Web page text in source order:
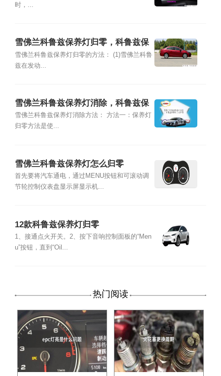
时，...
雪佛兰科鲁兹保养灯归零，科鲁兹保
养灯怎么复位
雪佛兰科鲁兹保养灯归零的方法： (1)雪佛兰科鲁
兹在发动...
雪佛兰科鲁兹保养灯消除，科鲁兹保
养灯手动归零
雪佛兰科鲁兹保养灯消除方法： 方法一：保养灯
归零方法是使...
雪佛兰科鲁兹保养灯怎么归零
首先要将汽车通电，通过MENU按钮和可滚动调
节轮控制仪表盘显示屏显示机...
12款科鲁兹保养灯归零
1、接通点火开关。2、按下音响控制面板的“Men
u”按钮，直到“Oil...
热门阅读